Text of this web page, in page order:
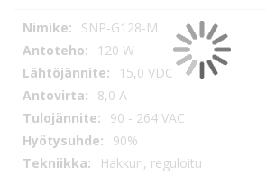
Tekniset
tiedot
SNP-G128-M
120 W
15,0 VDC
8,0 A
90 - 264 VAC
90%
Hakkuri, reguloitu